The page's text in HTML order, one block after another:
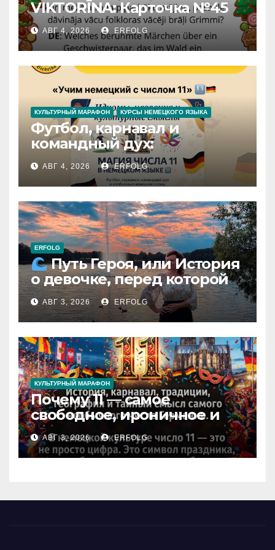
VIKTORĪNA: Карточка №45
АВГ 4, 2026 ERFOLG
КУЛЬТУРНЫЙ МАРАФОН КУРСЫ НЕМЕЦКОГО ЯЗЫКА
Футбол, карнавал и
командный дух:
раскрываем секреты числа
11 в немецком языке!
АВГ 4, 2026 ERFOLG
ERFOLG
Путь Героя, или История
о девочке, перед которой
расступился океан
(И почему это про каждую
из нас)
АВГ 3, 2026 ERFOLG
КУЛЬТУРНЫЙ МАРАФОН
Почему 11 — самое
свободное, ироничное и
любимое число в
немецкой культуре?
АВГ 3, 2026 ERFOLG